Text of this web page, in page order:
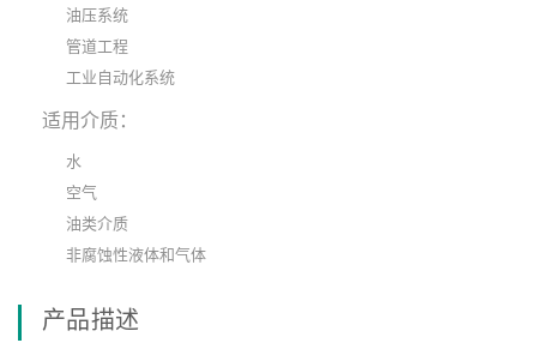
油压系统
管道工程
工业自动化系统
适用介质：
水
空气
油类介质
非腐蚀性液体和气体
产品描述